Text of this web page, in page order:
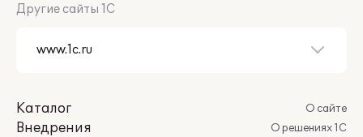
Другие сайты 1С
Каталог
Внедрения
О сайте
О решениях 1С